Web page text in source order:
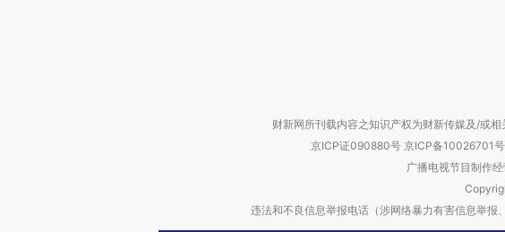
财新网所刊载内容之知识产权为财新传媒及/或
京ICP证090880号 京ICP备10026701
广播电视节目制作
违法和不良信息举报电话（涉网络暴力有害信息举